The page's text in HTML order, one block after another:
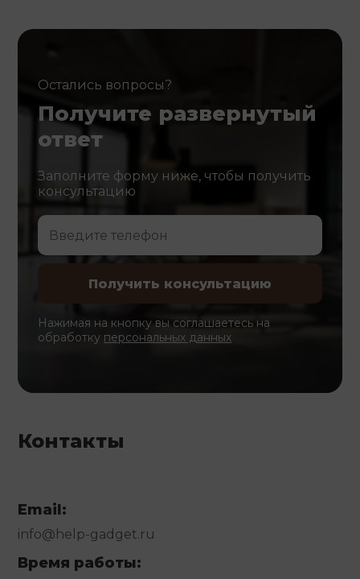
Остались вопросы?
Получите развернутый
ответ
Заполните форму ниже, чтобы получить
консультацию
Нажимая на кнопку вы соглашаетесь на
обработку персональных данных
Контакты
Email:
info@help-gadget.ru
Время работы: